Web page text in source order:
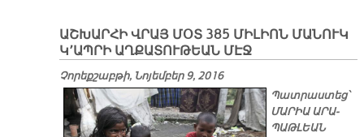
ԱՇԽԱՐՀԻ ՎՐԱՅ ՄՕՏ 385 ՄԻԼԻՈՆ ՄԱՆՈՒԿ
Կ՚ԱՊՐԻ ԱՂՔԱՏՈՒԹԵԱՆ ՄԷՋ
Չորեքշաբթի, Նոյեմբեր 9, 2016
Պատ­րաս­տեց՝
ՄԱ­ՐԻԱ Ա­ՐԱ­
ՊԱԹ­ԼԵԱՆ